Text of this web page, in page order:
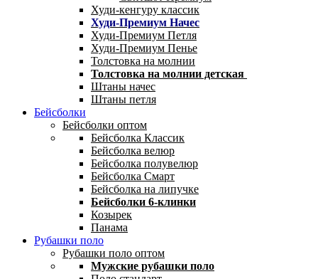
Худи-кенгуру классик
Худи-Премиум Начес
Худи-Премиум Петля
Худи-Премиум Пенье
Толстовка на молнии
Толстовка на молнии детская
Штаны начес
Штаны петля
Бейсболки
Бейсболки оптом
Бейсболка Классик
Бейсболка велюр
Бейсболка полувелюр
Бейсболка Смарт
Бейсболка на липучке
Бейсболки 6-клинки
Козырек
Панама
Рубашки поло
Рубашки поло оптом
Мужские рубашки поло